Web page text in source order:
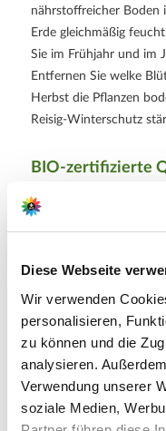
Diese Webseite
Wir verwenden
personalisieren,
zu können und die
analysieren.
Verwendung unserer
soziale Medien,
nährstoffreicher Boden
Erde gleichmäßig
Sie im Frühjahr und im
Entfernen Sie welke
Herbst die Pflanzen
Reisig‑Winterschutz
BIO-zertifizierte
unterstreicht den
hochwertiges
Weitere
Gefüllte
Zierpflanze
BIO‑Zertifiziert